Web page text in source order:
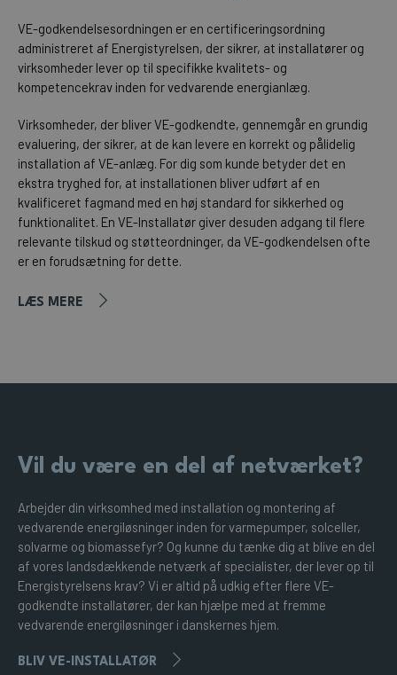
VE-godkendelsesordningen er en certificeringsordning
administreret af Energistyrelsen, der sikrer, at installatører og
virksomheder lever op til specifikke kvalitets- og
kompetencekrav inden for vedvarende energianlæg.
Virksomheder, der bliver VE-godkendte, gennemgår en grundig
evaluering, der sikrer, at de kan levere en korrekt og pålidelig
installation af VE-anlæg. For dig som kunde betyder det en
ekstra tryghed for, at installationen bliver udført af en
kvalificeret fagmand med en høj standard for sikkerhed og
funktionalitet. En VE-Installatør giver desuden adgang til flere
relevante tilskud og støtteordninger, da VE-godkendelsen ofte
er en forudsætning for dette.
LÆS MERE
Vil du være en del af netværket?
Arbejder din virksomhed med installation og montering af
vedvarende energiløsninger inden for varmepumper, solceller,
solvarme og biomassefyr? Og kunne du tænke dig at blive en del
af vores landsdækkende netværk af specialister, der lever op til
Energistyrelsens krav? Vi er altid på udkig efter flere VE-
godkendte installatører, der kan hjælpe med at fremme
vedvarende energiløsninger i danskernes hjem.
BLIV VE-INSTALLATØR